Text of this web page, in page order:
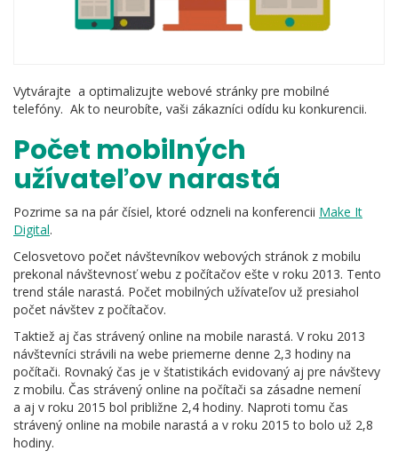
Vytvárajte a optimalizujte webové stránky pre mobilné
telefóny. Ak to neurobíte, vaši zákazníci odídu ku konkurencii.
Počet mobilných
užívateľov narastá
Pozrime sa na pár čísiel, ktoré odzneli na konferencii Make It
Digital.
Celosvetovo počet návštevníkov webových stránok z mobilu
prekonal návštevnosť webu z počítačov ešte v roku 2013. Tento
trend stále narastá. Počet mobilných užívateľov už presiahol
počet návštev z počítačov.
Taktiež aj čas strávený online na mobile narastá. V roku 2013
návštevníci strávili na webe priemerne denne 2,3 hodiny na
počítači. Rovnaký čas je v štatistikách evidovaný aj pre návštevy
z mobilu. Čas strávený online na počítači sa zásadne nemení
a aj v roku 2015 bol približne 2,4 hodiny. Naproti tomu čas
strávený online na mobile narastá a v roku 2015 to bolo už 2,8
hodiny.